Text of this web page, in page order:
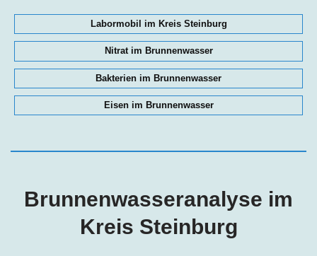
Labormobil im Kreis Steinburg
Nitrat im Brunnenwasser
Bakterien im Brunnenwasser
Eisen im Brunnenwasser
Brunnenwasseranalyse im
Kreis Steinburg